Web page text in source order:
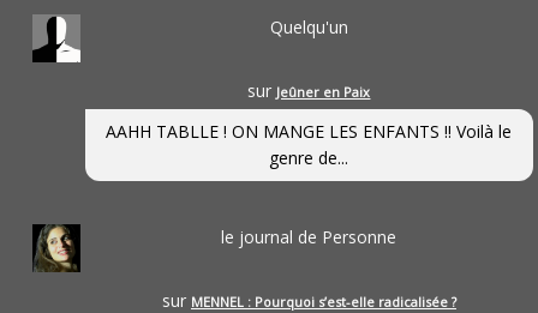
Quelqu'un
sur Jeûner en Paix
AAHH TABLLE ! ON MANGE LES ENFANTS !! Voilà le
genre de...
le journal de Personne
sur MENNEL : Pourquoi s’est-elle radicalisée ?